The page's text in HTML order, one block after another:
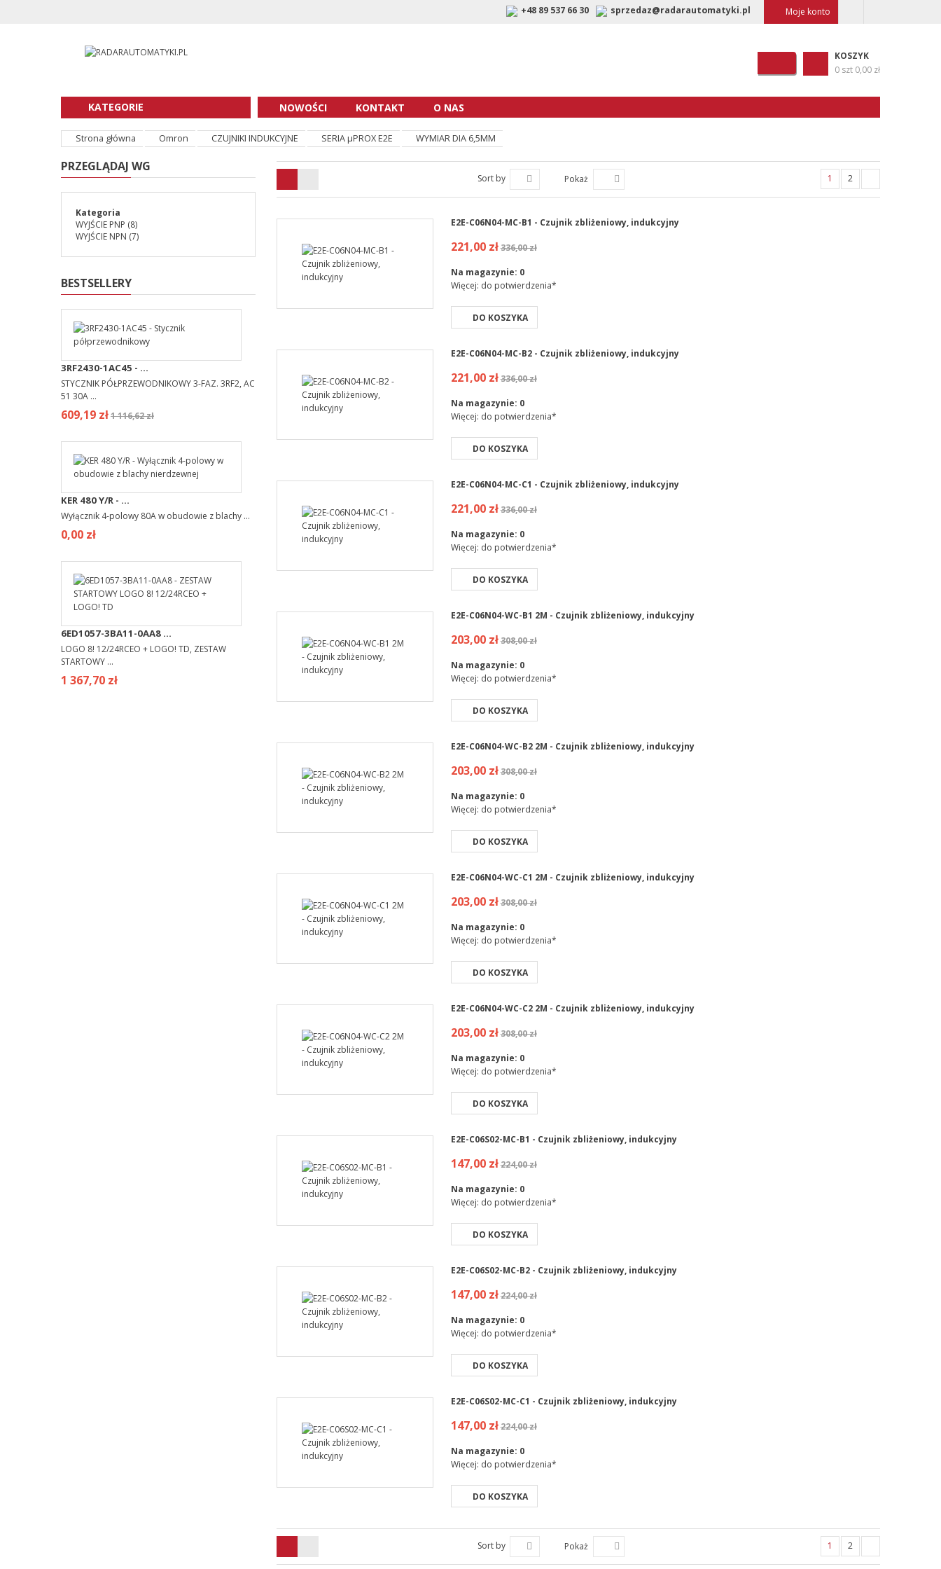
+48 89 537 66 30 sprzedaz@radarautomatyki.pl Moje konto
KOSZYK
0 szt 0,00 zł
KATEGORIE NOWOŚCI KONTAKT O NAS
Strona główna Omron CZUJNIKI INDUKCYJNE SERIA µPROX E2E WYMIAR DIA 6,5MM
PRZEGLĄDAJ WG
Kategoria
WYJŚCIE PNP (8)
WYJŚCIE NPN (7)
BESTSELLERY
3RF2430-1AC45 - ...
STYCZNIK PÓŁPRZEWODNIKOWY 3-FAZ. 3RF2, AC
51 30A ...
609,19 zł1 116,62 zł
KER 480 Y/R - ...
Wyłącznik 4-polowy 80A w obudowie z blachy ...
0,00 zł
6ED1057-3BA11-0AA8 ...
LOGO 8! 12/24RCEO + LOGO! TD, ZESTAW
STARTOWY ...
1 367,70 zł
Sort by Pokaż 1 2
E2E-C06N04-MC-B1 - Czujnik zbliżeniowy, indukcyjny
221,00 zł336,00 zł
Na magazynie: 0
Więcej: do potwierdzenia*
DO KOSZYKA
E2E-C06N04-MC-B2 - Czujnik zbliżeniowy, indukcyjny
221,00 zł336,00 zł
Na magazynie: 0
Więcej: do potwierdzenia*
DO KOSZYKA
E2E-C06N04-MC-C1 - Czujnik zbliżeniowy, indukcyjny
221,00 zł336,00 zł
Na magazynie: 0
Więcej: do potwierdzenia*
DO KOSZYKA
E2E-C06N04-WC-B1 2M - Czujnik zbliżeniowy, indukcyjny
203,00 zł308,00 zł
Na magazynie: 0
Więcej: do potwierdzenia*
DO KOSZYKA
E2E-C06N04-WC-B2 2M - Czujnik zbliżeniowy, indukcyjny
203,00 zł308,00 zł
Na magazynie: 0
Więcej: do potwierdzenia*
DO KOSZYKA
E2E-C06N04-WC-C1 2M - Czujnik zbliżeniowy, indukcyjny
203,00 zł308,00 zł
Na magazynie: 0
Więcej: do potwierdzenia*
DO KOSZYKA
E2E-C06N04-WC-C2 2M - Czujnik zbliżeniowy, indukcyjny
203,00 zł308,00 zł
Na magazynie: 0
Więcej: do potwierdzenia*
DO KOSZYKA
E2E-C06S02-MC-B1 - Czujnik zbliżeniowy, indukcyjny
147,00 zł224,00 zł
Na magazynie: 0
Więcej: do potwierdzenia*
DO KOSZYKA
E2E-C06S02-MC-B2 - Czujnik zbliżeniowy, indukcyjny
147,00 zł224,00 zł
Na magazynie: 0
Więcej: do potwierdzenia*
DO KOSZYKA
E2E-C06S02-MC-C1 - Czujnik zbliżeniowy, indukcyjny
147,00 zł224,00 zł
Na magazynie: 0
Więcej: do potwierdzenia*
DO KOSZYKA
Sort by Pokaż 1 2